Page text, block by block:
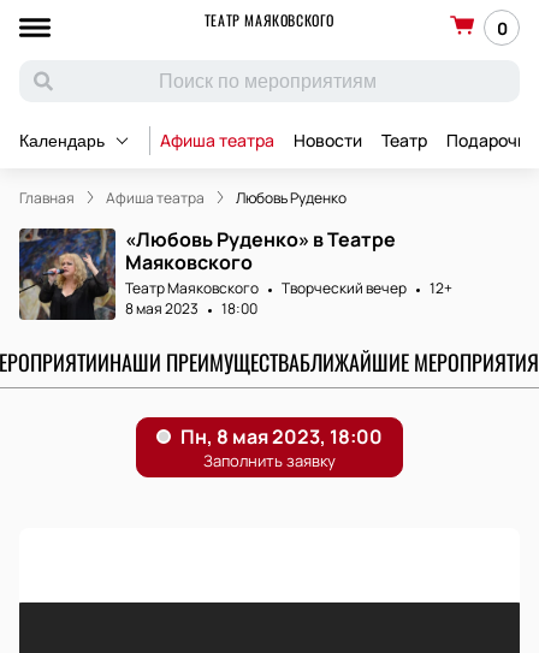
ТЕАТР МАЯКОВСКОГО 0
Календарь Афиша театра Новости Театр
Главная Афиша театра Любовь Руденко
«Любовь Руденко» в Театре
Маяковского
Театр Маяковского Творческий вечер
12+
8 мая 2023
18:00
НАШИ ПРЕИМУЩЕСТВАБЛИЖАЙШИЕ МЕРОПРИЯТИЯ